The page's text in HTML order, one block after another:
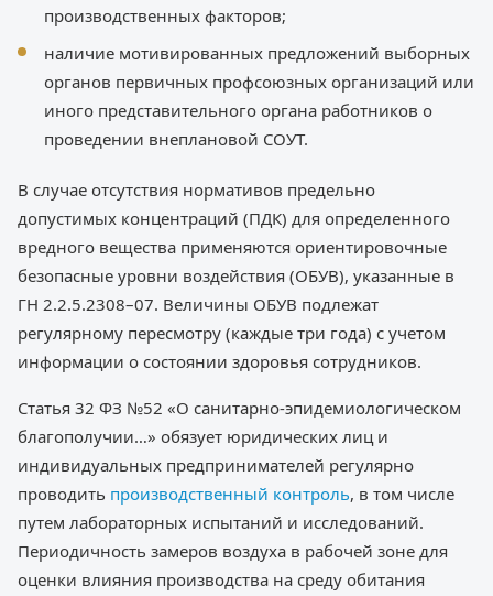
производственных факторов;
наличие мотивированных предложений выборных
органов первичных профсоюзных организаций или
иного представительного органа работников о
проведении внеплановой СОУТ.
В случае отсутствия нормативов предельно
допустимых концентраций (ПДК) для определенного
вредного вещества применяются ориентировочные
безопасные уровни воздействия (ОБУВ), указанные в
ГН 2.2.5.2308–07. Величины ОБУВ подлежат
регулярному пересмотру (каждые три года) с учетом
информации о состоянии здоровья сотрудников.
Статья 32 ФЗ №52 «О санитарно-эпидемиологическом
благополучии…» обязует юридических лиц и
индивидуальных предпринимателей регулярно
проводить производственный контроль, в том числе
путем лабораторных испытаний и исследований.
Периодичность замеров воздуха в рабочей зоне для
оценки влияния производства на среду обитания